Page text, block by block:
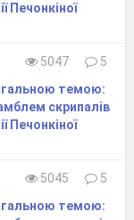
Печонкіної
5047
5
темою:
скрипалів
Печонкіної
5045
5
темою: